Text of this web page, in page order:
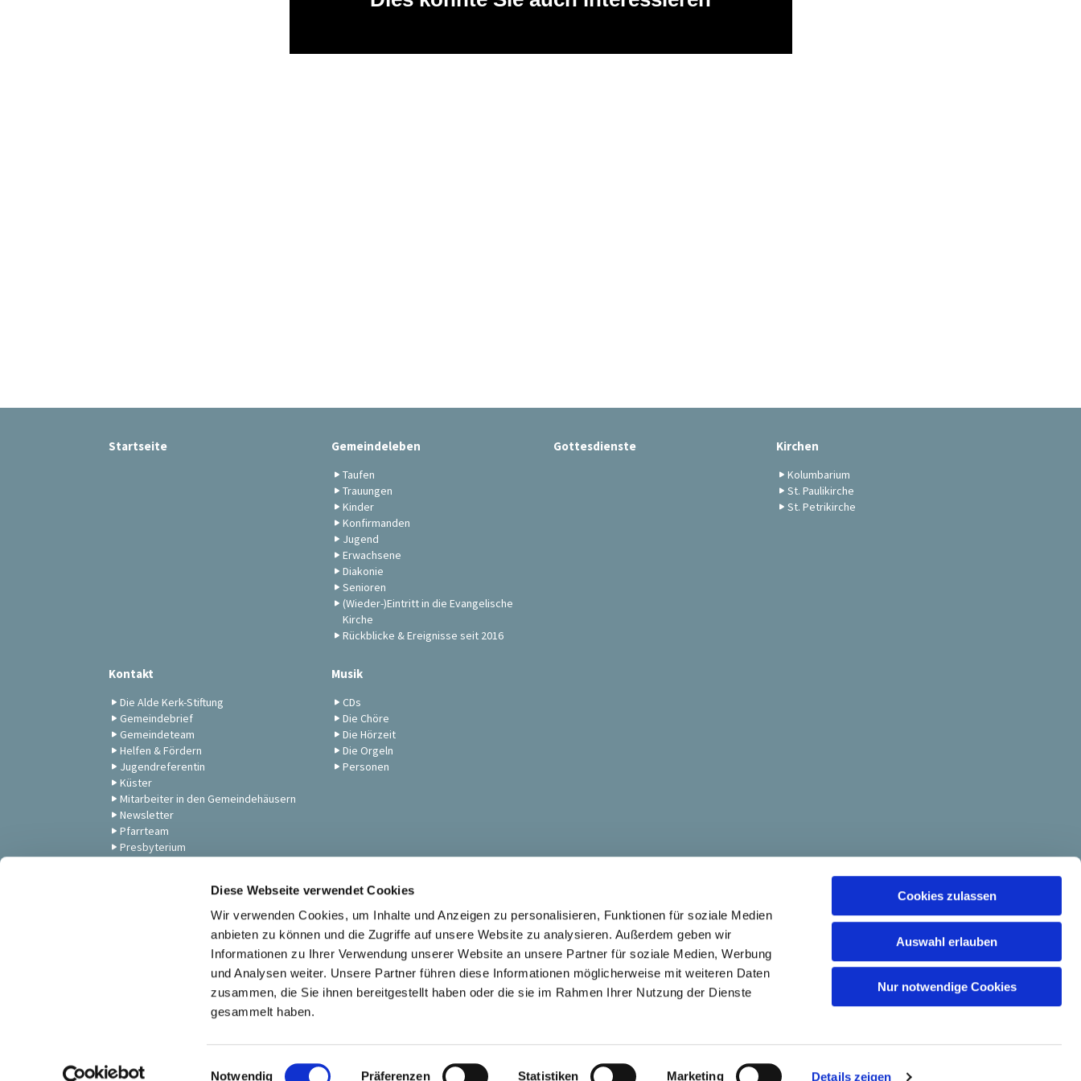
Diese Webseite verwendet Cookies
Wir verwenden Cookies, um Inhalte und Anzeigen zu personalisieren, Funktionen für soziale Medien
anbieten zu können und die Zugriffe auf unsere Website zu analysieren. Außerdem geben wir
Informationen zu Ihrer Verwendung unserer Website an unsere Partner für soziale Medien, Werbung
und Analysen weiter. Unsere Partner führen diese Informationen möglicherweise mit weiteren Daten
zusammen, die Sie ihnen bereitgestellt haben oder die sie im Rahmen Ihrer Nutzung der Dienste
gesammelt haben.
Notwendig Präferenzen Statistiken Marketing Details zeigen
Cookies zulassen
Auswahl erlauben
Nur notwendige Cookies
Startseite Gemeindeleben
Taufen
Trauungen
Kinder
Konfirmanden
Jugend
Erwachsene
Diakonie
Senioren
(Wieder-)Eintritt in die Evangelische
Kirche
Rückblicke & Ereignisse seit 2016
Gottesdienste Kirchen
Kolumbarium
St. Paulikirche
St. Petrikirche
Kontakt
Die Alde Kerk-Stiftung
Gemeindebrief
Gemeindeteam
Helfen & Fördern
Jugendreferentin
Küster
Mitarbeiter in den Gemeindehäusern
Newsletter
Pfarrteam
Presbyterium
Gottesdienste & Musik
Musik
CDs
Die Chöre
Die Hörzeit
Die Orgeln
Personen
Ev. St. Petri-Pauli Kirchengemeinde Soest
Kontaktinformationen Impressum